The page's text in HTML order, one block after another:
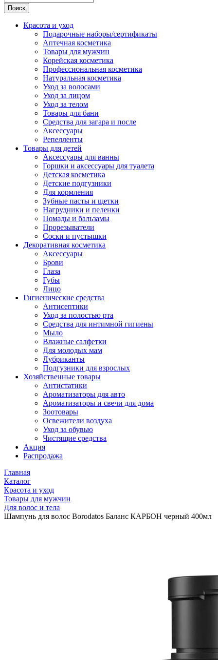
Поиск
Красота и уход
Подарочные наборы/сертификаты
Аптечная косметика
Товары для мужчин
Корейская косметика
Профессиональная косметика
Натуральная косметика
Уход за волосами
Уход за лицом
Уход за телом
Товары для бани
Средства для загара и после
Аксессуары
Репелленты
Товары для детей
Аксессуары для ванны
Горшки и аксессуары для туалета
Детская косметика
Детские подгузники
Для кормления
Зубные пасты и щетки
Нагрудники и пеленки
Помады и бальзамы
Прорезыватели
Соски и пустышки
Декоративная косметика
Аксессуары
Брови
Глаза
Губы
Лицо
Гигиенические средства
Антисептики
Уход за полостью рта
Средства для интимной гигиены
Мыло
Влажные салфетки
Для молодых мам
Лубриканты
Подгузники для взрослых
Хозяйственные товары
Антистатики
Ароматизаторы для авто
Ароматизаторы и свечи для дома
Зоотовары
Освежители воздуха
Уход за обувью
Чистящие средства
Акция
Распродажа
Главная
Каталог
Красота и уход
Товары для мужчин
Для волос и тела
Шампунь для волос Borodatos Баланс КАРБОН черный 400мл